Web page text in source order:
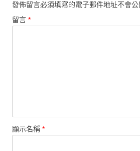
發佈留言必須填寫的電子郵件地址不會公
留言 *
顯示名稱 *